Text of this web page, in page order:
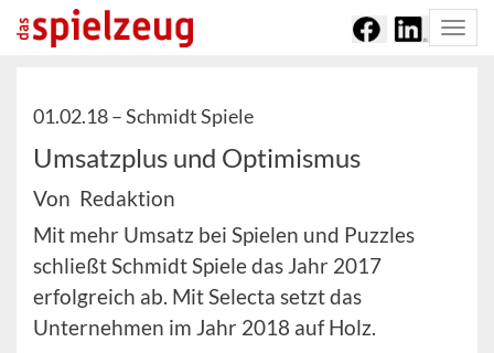
01.02.18 –Schmidt Spiele
Umsatzplus und Optimismus
Von Redaktion
Mit mehr Umsatz bei Spielen und Puzzles
schließt Schmidt Spiele das Jahr 2017
erfolgreich ab. Mit Selecta setzt das
Unternehmen im Jahr 2018 auf Holz.